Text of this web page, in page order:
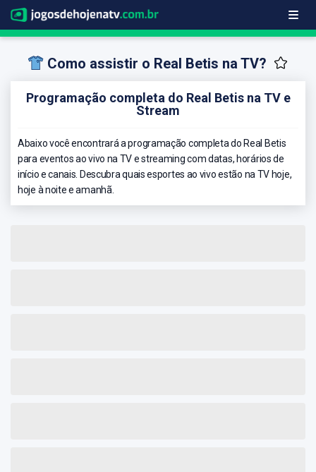
Como assistir o Real Betis na TV?
Programação completa do Real Betis na TV e
Stream
Abaixo você encontrará a programação completa do Real Betis
para eventos ao vivo na TV e streaming com datas, horários de
início e canais. Descubra quais esportes ao vivo estão na TV hoje,
hoje à noite e amanhã.